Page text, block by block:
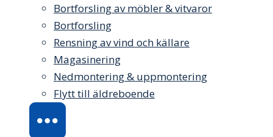
Bortforsling av möbler & vitvaror
Bortforsling
Rensning av vind och källare
Magasinering
Nedmontering & uppmontering
Flytt till äldreboende